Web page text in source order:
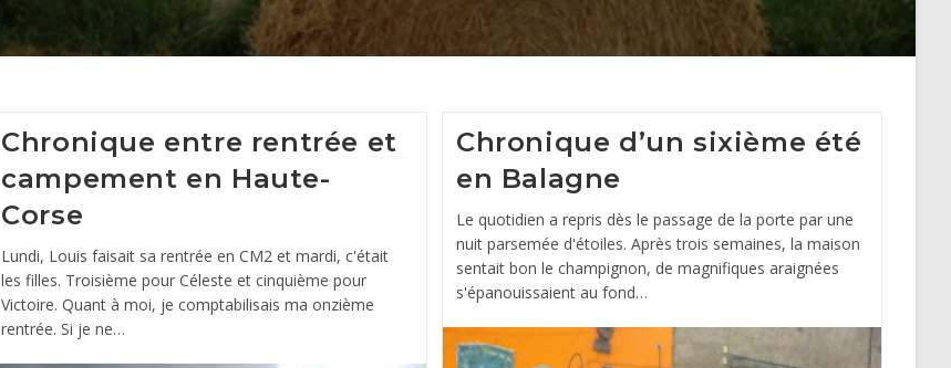
Chronique entre rentrée et
campement en Haute-
Corse
Lundi, Louis faisait sa rentrée en CM2 et mardi, c'était
les filles. Troisième pour Céleste et cinquième pour
Victoire. Quant à moi, je comptabilisais ma onzième
rentrée. Si je ne…
Chronique d’un sixième été
en Balagne
Le quotidien a repris dès le passage de la porte par une
nuit parsemée d'étoiles. Après trois semaines, la maison
sentait bon le champignon, de magnifiques araignées
s'épanouissaient au fond…